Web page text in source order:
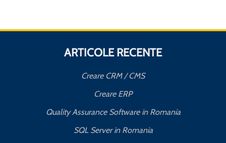
ARTICOLE RECENTE
Creare CRM / CMS
Creare ERP
Quality Assurance Software in Romania
SQL Server in Romania